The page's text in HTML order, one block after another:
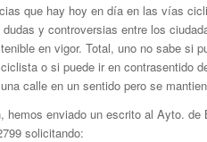
que hay hoy en día en las vías
y controversias entre los
en vigor. Total, uno no sabe si
o si puede ir en contrasentido
calle en un sentido pero se
hemos enviado un escrito al Ayto.
solicitando: